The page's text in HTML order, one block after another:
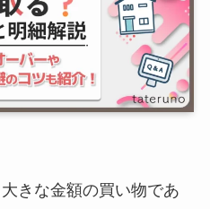
きな金額の買い物であ